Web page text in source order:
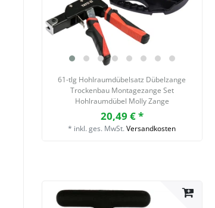
61-tlg Hohlraumdübelsatz Dübelzange
Trockenbau Montagezange Set
Hohlraumdübel Molly Zange
20,49 € *
* inkl. ges. MwSt. Versandkosten